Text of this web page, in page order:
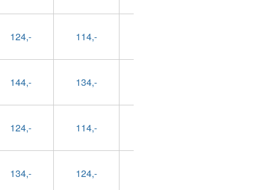
124,- 114,-
144,- 134,-
124,- 114,-
134,- 124,-